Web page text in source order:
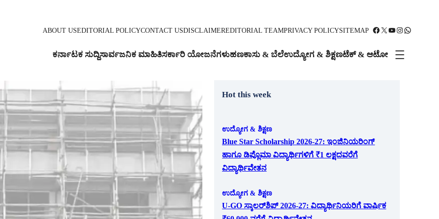
ABOUT USEDITORIAL POLICYCONTACT USDISCLAIMEREDITORIAL TEAMPRIVACY POLICYSITEMAP Facebook X YouTube Instagram WhatsApp
ಕರ್ನಾಟಕ ಸುದ್ದಿಸಾರ್ವಜನಿಕ ಮಾಹಿತಿಸರ್ಕಾರಿ ಯೋಜನೆಗಳುಹಣಕಾಸು & ಬೆಲೆಉದ್ಯೋಗ & ಶಿಕ್ಷಣಟೆಕ್ & ಆಟೋ
Hot this week
ಉದ್ಯೋಗ & ಶಿಕ್ಷಣ
Blue Star Scholarship 2026-27: ಇಂಜಿನಿಯರಿಂಗ್
ಹಾಗೂ ಡಿಪ್ಲೊಮಾ ವಿದ್ಯಾರ್ಥಿಗಳಿಗೆ ₹1 ಲಕ್ಷದವರೆಗೆ
ವಿದ್ಯಾರ್ಥಿವೇತನ
ಉದ್ಯೋಗ & ಶಿಕ್ಷಣ
U-GO ಸ್ಕಾಲರ್‌ಶಿಪ್ 2026-27: ವಿದ್ಯಾರ್ಥಿನಿಯರಿಗೆ ವಾರ್ಷಿಕ